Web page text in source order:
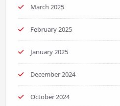
March 2025
February 2025
January 2025
December 2024
October 2024